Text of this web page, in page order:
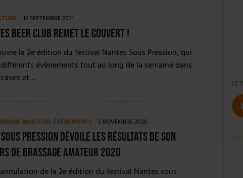
16 SEPTEMBRE 2021
Beer Club remet le couvert !
la 2e édition du festival Nantes Sous Pression, qui
évènements tout au long de la semaine dans
et…
AMATEUR, ÉVÉNEMENTS 5 NOVEMBRE 2020
pression dévoile les résultats de son
de brassage amateur 2020
de la 2e édition du festival Nantes sous